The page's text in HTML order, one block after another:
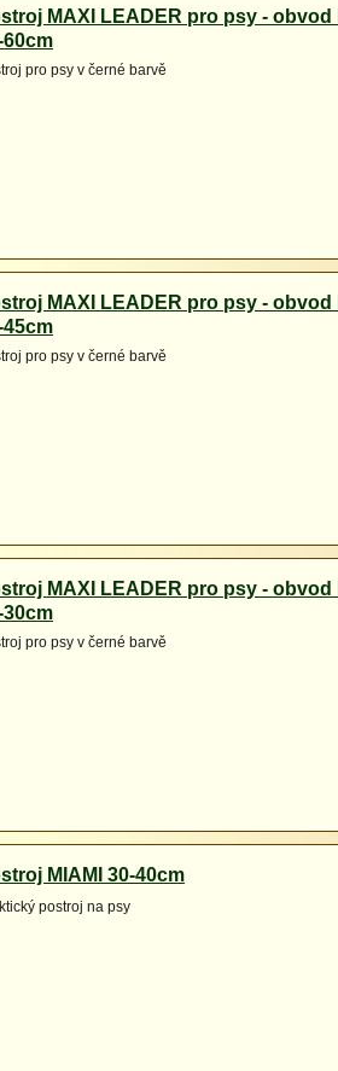
MAXI LEADER pro psy - obvod
60cm
pro psy v černé barvě
MAXI LEADER pro psy - obvod
45cm
pro psy v černé barvě
MAXI LEADER pro psy - obvod
30cm
pro psy v černé barvě
MIAMI 30-40cm
postroj na psy